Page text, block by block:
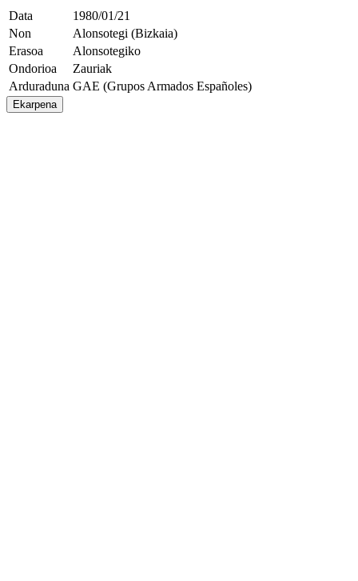
Data
1980/01/21
Non
Alonsotegi (Bizkaia)
Erasoa
Alonsotegiko
Ondorioa
Zauriak
Arduraduna GAE (Grupos Armados Españoles)